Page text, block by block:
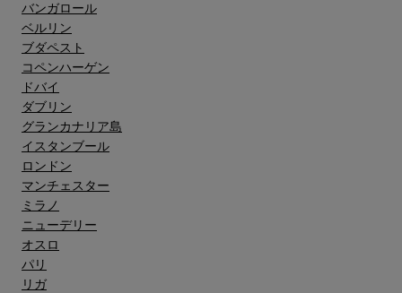
バンガロール
ベルリン
ブダペスト
コペンハーゲン
ドバイ
ダブリン
グランカナリア島"
イスタンブール
ロンドン
マンチェスター
ミラノ
ニューデリー
オスロ
パリ
リガ